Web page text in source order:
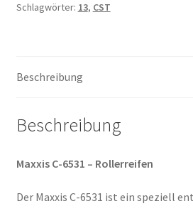
Schlagwörter: 13, CST
Beschreibung
Beschreibung
Maxxis C-6531 – Rollerreifen
Der Maxxis C-6531 ist ein speziell